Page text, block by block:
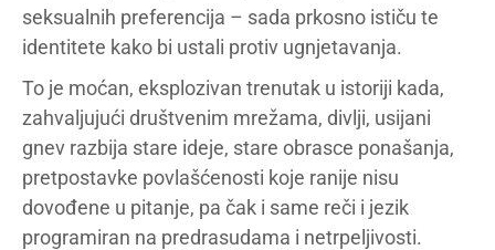
seksualnih preferencija – sada prkosno ističu te
identitete kako bi ustali protiv ugnjetavanja.
To je moćan, eksplozivan trenutak u istoriji kada,
zahvaljujući društvenim mrežama, divlji, usijani
gnev razbija stare ideje, stare obrasce ponašanja,
pretpostavke povlašćenosti koje ranije nisu
dovođene u pitanje, pa čak i same reči i jezik
programiran na predrasudama i netrpeljivosti.